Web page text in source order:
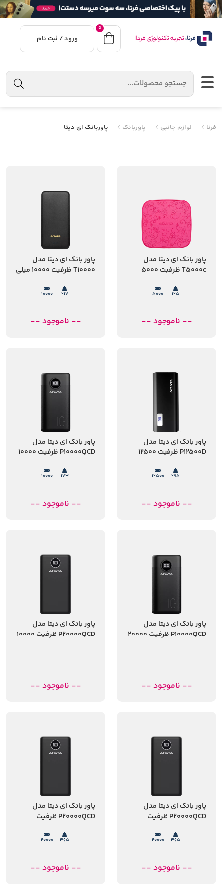
0
ورود / ثبت نام
فرنا لوازم جانبی پاوربانک پاوربانک ای دیتا
پاور بانک ای دیتا مدل
T5000c ظرفیت 5000
125
5000
-- ناموجود --
پاور بانک ای دیتا مدل
T10000 ظرفیت 10000 میلی
217
10000
-- ناموجود --
پاور بانک ای دیتا مدل
P12500D ظرفیت 12500
295
12500
-- ناموجود --
پاور بانک ای دیتا مدل
P10000QCD ظرفیت 10000
173
10000
-- ناموجود --
پاور بانک ای دیتا مدل
P10000QCD ظرفیت 20000
-- ناموجود --
پاور بانک ای دیتا مدل
P20000QCD ظرفیت 10000
-- ناموجود --
پاور بانک ای دیتا مدل
P20000QCD ظرفیت
365
20000
-- ناموجود --
پاور بانک ای دیتا مدل
P20000QCD ظرفیت
365
20000
-- ناموجود --